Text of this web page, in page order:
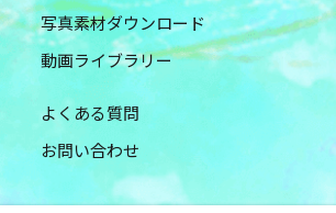
写真素材ダウンロード
動画ライブラリー
よくある質問
お問い合わせ